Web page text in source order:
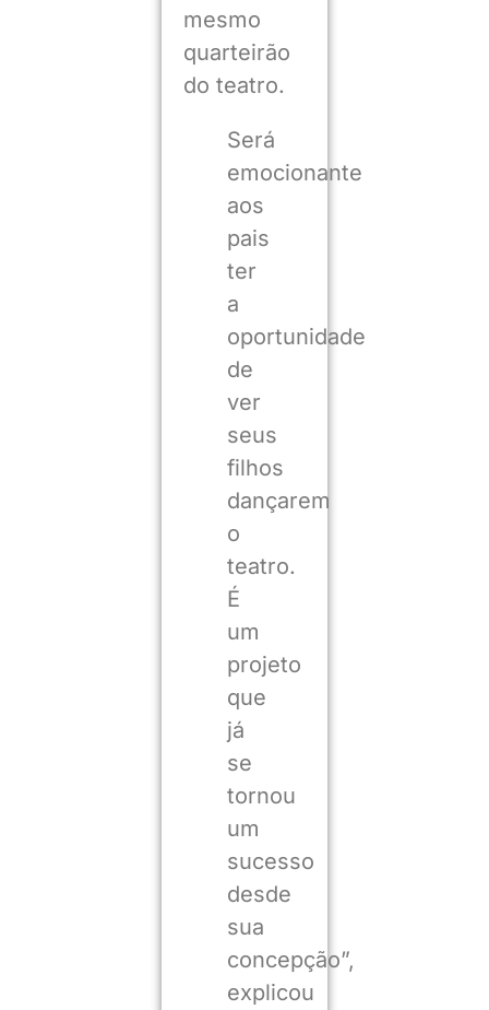
mesmo
quarteirão
do teatro.
Será
emocionante
aos
pais
ter
a
oportunidade
de
ver
seus
filhos
dançarem
o
teatro.
É
um
projeto
que
já
se
tornou
um
sucesso
desde
sua
concepção”,
explicou